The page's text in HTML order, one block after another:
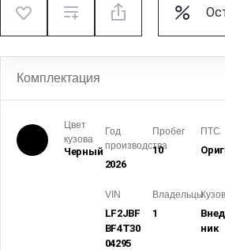
Комплектация
Цвет
кузова
Черный
Год
производства
2026
Пробег
10
ПТС
VIN
LF2JBF
BF4T30
04295
Владельцы
1
Кузов
ник